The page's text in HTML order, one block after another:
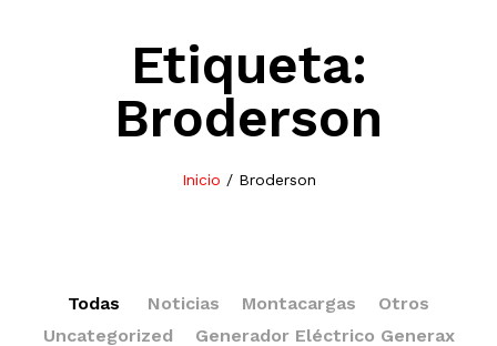
Etiqueta:
Broderson
Inicio / Broderson
Todas Noticias Montacargas
Otros
Uncategorized
Generador Eléctrico Generax